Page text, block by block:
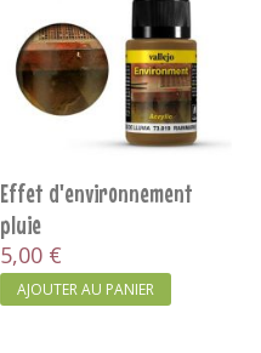
Effet d'environnement
pluie
5,00 €
AJOUTER AU PANIER